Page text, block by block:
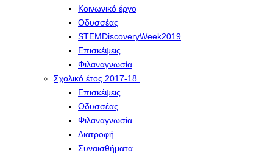
Κοινωνικό έργο
Οδυσσέας
STEMDiscoveryWeek2019
Επισκέψεις
Φιλαναγνωσία
Σχολικό έτος 2017-18
Επισκέψεις
Οδυσσέας
Φιλαναγνωσία
Διατροφή
Συναισθήματα